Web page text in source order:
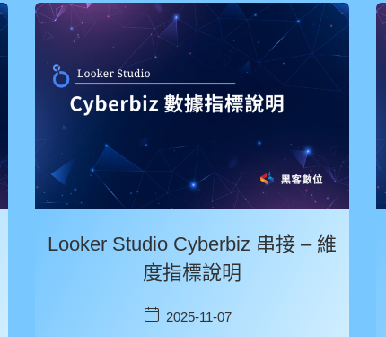
Looker Studio Cyberbiz 串接 – 維
度指標說明
2025-11-07